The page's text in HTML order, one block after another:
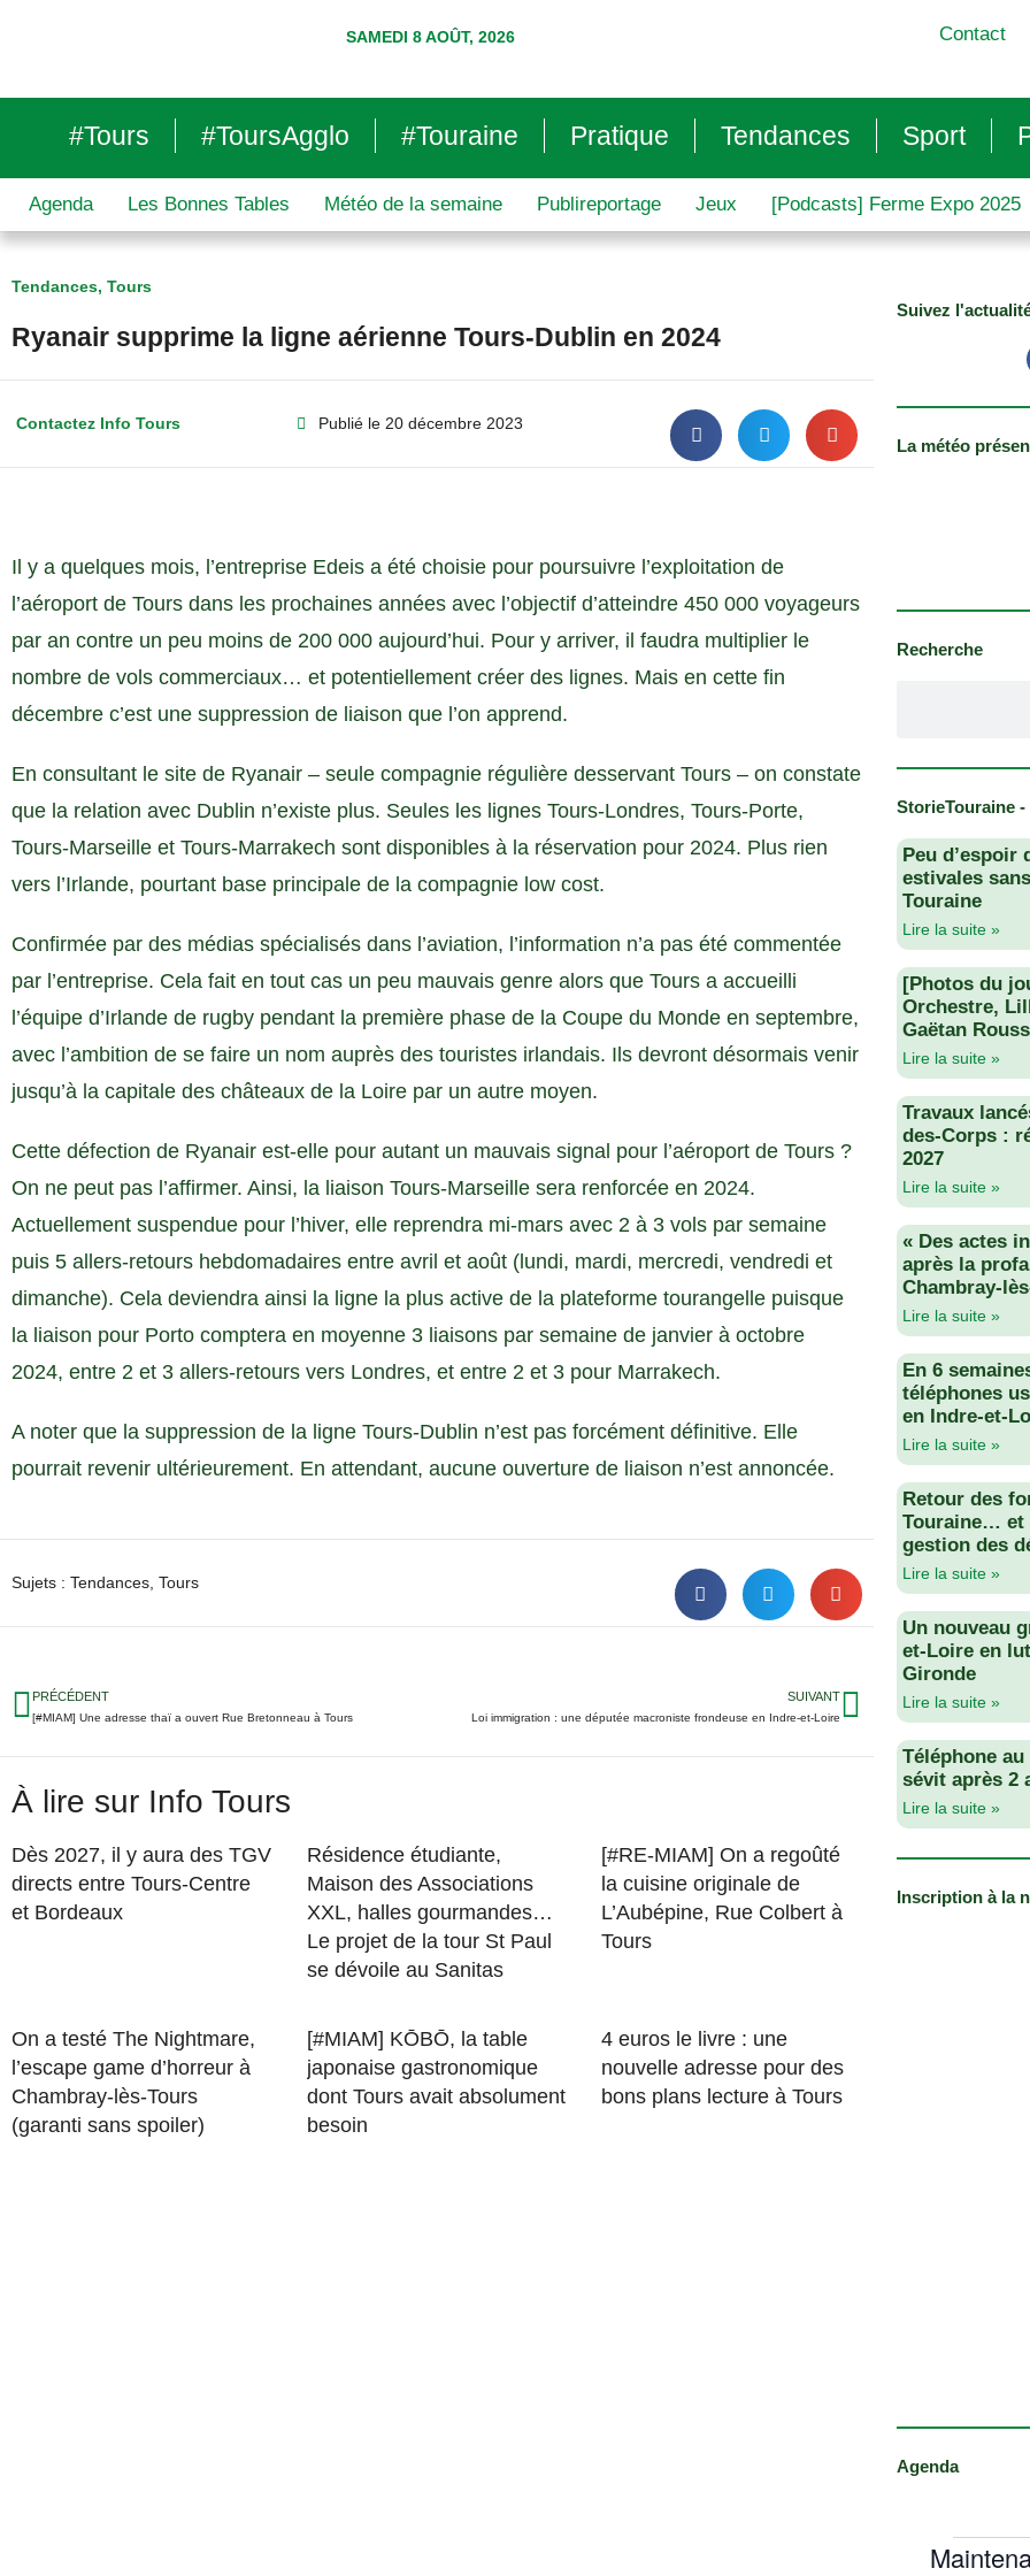
SAMEDI 8 AOÛT, 2026 Contact
#Tours #ToursAgglo #Touraine Pratique Tendances Sport
Agenda Les Bonnes Tables Météo de la semaine Publireportage Jeux [Podcasts] Ferme Expo 2025
Tendances, Tours
Ryanair supprime la ligne aérienne Tours-Dublin en 2024
Contactez Info Tours Publié le 20 décembre 2023
Il y a quelques mois, l’entreprise Edeis a été choisie pour poursuivre l’exploitation de
l’aéroport de Tours dans les prochaines années avec l’objectif d’atteindre 450 000 voyageurs
par an contre un peu moins de 200 000 aujourd’hui. Pour y arriver, il faudra multiplier le
nombre de vols commerciaux… et potentiellement créer des lignes. Mais en cette fin
décembre c’est une suppression de liaison que l’on apprend.
En consultant le site de Ryanair – seule compagnie régulière desservant Tours – on constate
que la relation avec Dublin n’existe plus. Seules les lignes Tours-Londres, Tours-Porte,
Tours-Marseille et Tours-Marrakech sont disponibles à la réservation pour 2024. Plus rien
vers l’Irlande, pourtant base principale de la compagnie low cost.
Confirmée par des médias spécialisés dans l’aviation, l’information n’a pas été commentée
par l’entreprise. Cela fait en tout cas un peu mauvais genre alors que Tours a accueilli
l’équipe d’Irlande de rugby pendant la première phase de la Coupe du Monde en septembre,
avec l’ambition de se faire un nom auprès des touristes irlandais. Ils devront désormais venir
jusqu’à la capitale des châteaux de la Loire par un autre moyen.
Cette défection de Ryanair est-elle pour autant un mauvais signal pour l’aéroport de Tours ?
On ne peut pas l’affirmer. Ainsi, la liaison Tours-Marseille sera renforcée en 2024.
Actuellement suspendue pour l’hiver, elle reprendra mi-mars avec 2 à 3 vols par semaine
puis 5 allers-retours hebdomadaires entre avril et août (lundi, mardi, mercredi, vendredi et
dimanche). Cela deviendra ainsi la ligne la plus active de la plateforme tourangelle puisque
la liaison pour Porto comptera en moyenne 3 liaisons par semaine de janvier à octobre
2024, entre 2 et 3 allers-retours vers Londres, et entre 2 et 3 pour Marrakech.
A noter que la suppression de la ligne Tours-Dublin n’est pas forcément définitive. Elle
pourrait revenir ultérieurement. En attendant, aucune ouverture de liaison n’est annoncée.
Sujets : Tendances Tours
PRÉCÉDENT
[#MIAM] Une adresse thaï a ouvert Rue Bretonneau à Tours
SUIVANT
Loi immigration : une députée macroniste frondeuse en Indre-et-Loire
À lire sur Info Tours
Dès 2027, il y aura des TGV
directs entre Tours-Centre
et Bordeaux
Résidence étudiante,
Maison des Associations
XXL, halles gourmandes…
Le projet de la tour St Paul
se dévoile au Sanitas
[#RE-MIAM] On a regoûté
la cuisine originale de
L’Aubépine, Rue Colbert à
Tours
On a testé The Nightmare,
l’escape game d’horreur à
Chambray-lès-Tours
(garanti sans spoiler)
[#MIAM] KŌBŌ, la table
japonaise gastronomique
dont Tours avait absolument
besoin
4 euros le livre : une
nouvelle adresse pour des
bons plans lecture à Tours
Suivez
La météo
Recherche
StorieTouraine
Peu d’espoir
estivales
Touraine
Lire la suite »
[Photos du
Orchestre,
Gaëtan
Lire la suite »
Travaux
des-Corps :
2027
Lire la suite »
« Des actes
après la
Chambray-
Lire la suite »
En 6
téléphones
en Indre-et-
Lire la suite »
Retour des
Touraine… et
gestion des
Lire la suite »
Un nouveau
et-Loire en
Gironde
Lire la suite »
Téléphone
sévit après 2
Lire la suite »
Inscription à la
Agenda